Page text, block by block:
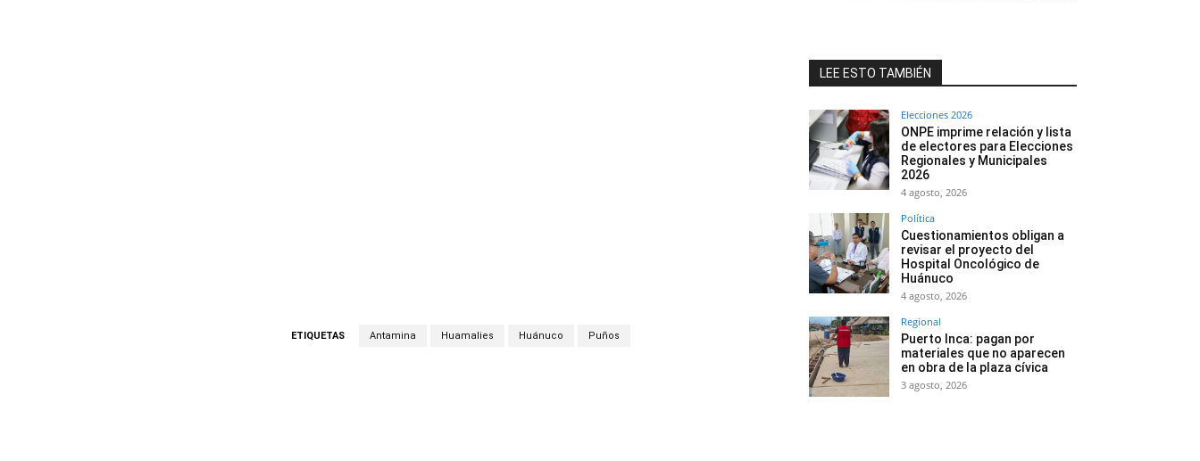
ETIQUETAS Antamina Huamalies Huánuco Puños
LEE ESTO TAMBIÉN
Elecciones 2026
ONPE imprime relación y lista
de electores para Elecciones
Regionales y Municipales
2026
4 agosto, 2026
Política
Cuestionamientos obligan a
revisar el proyecto del
Hospital Oncológico de
Huánuco
4 agosto, 2026
Regional
Puerto Inca: pagan por
materiales que no aparecen
en obra de la plaza cívica
3 agosto, 2026